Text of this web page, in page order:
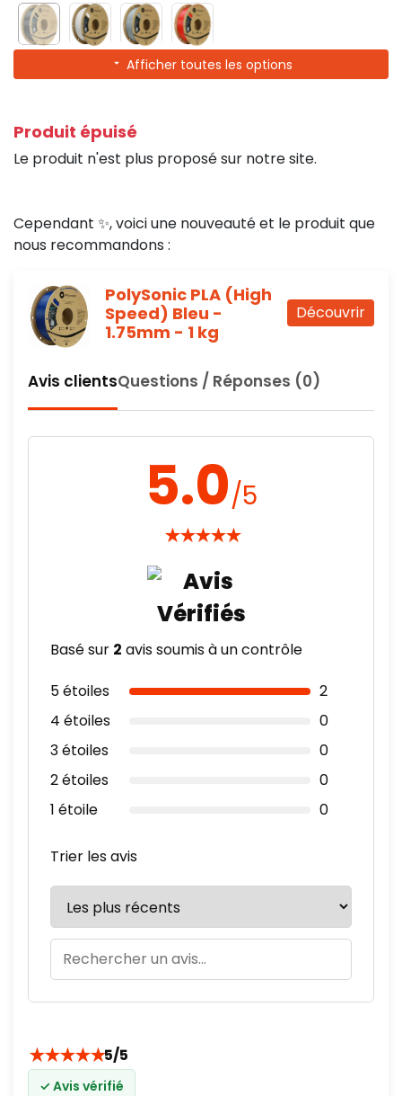
Afficher toutes les options
Produit épuisé
Le produit n'est plus proposé sur notre site.
Cependant ✨, voici une nouveauté et le produit que
nous recommandons :
Découvrir
PolySonic PLA (High
Speed) Bleu -
1.75mm - 1 kg
Avis clientsQuestions / Réponses (0)
5.0/5
★★★★★
Basé sur 2 avis soumis à un contrôle
5 étoiles
2
4 étoiles
0
3 étoiles
0
2 étoiles
0
1 étoile
0
Trier les avis
★★★★★5/5
✓ Avis vérifié